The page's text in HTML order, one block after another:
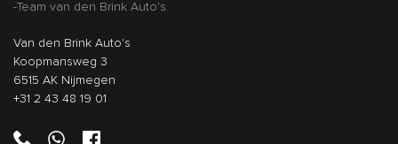
-Team van den Brink Auto's
Van den Brink Auto's
Koopmansweg 3
6515 AK Nijmegen
+31 2 43 48 19 01